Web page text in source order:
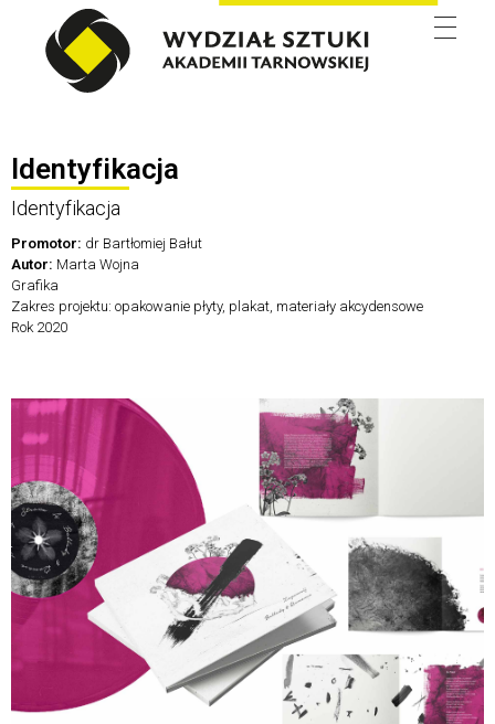
Identyfikacja
Identyfikacja
Promotor: dr Bartłomiej Bałut
Autor: Marta Wojna
Grafika
Zakres projektu: opakowanie płyty, plakat, materiały akcydensowe
Rok 2020